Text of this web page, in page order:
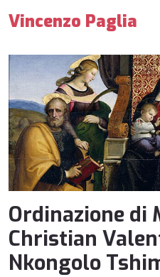
Vincenzo Paglia
Ordinazione di
Christian
Nkongolo